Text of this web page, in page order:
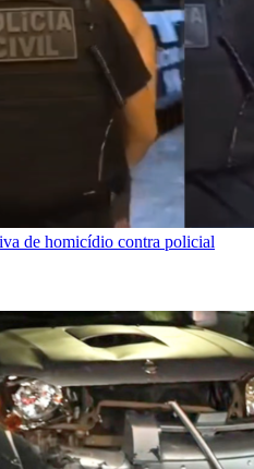
de homicídio contra policial